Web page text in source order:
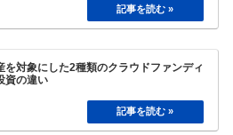
を対象にした2種類のクラウドファンディ
資の違い